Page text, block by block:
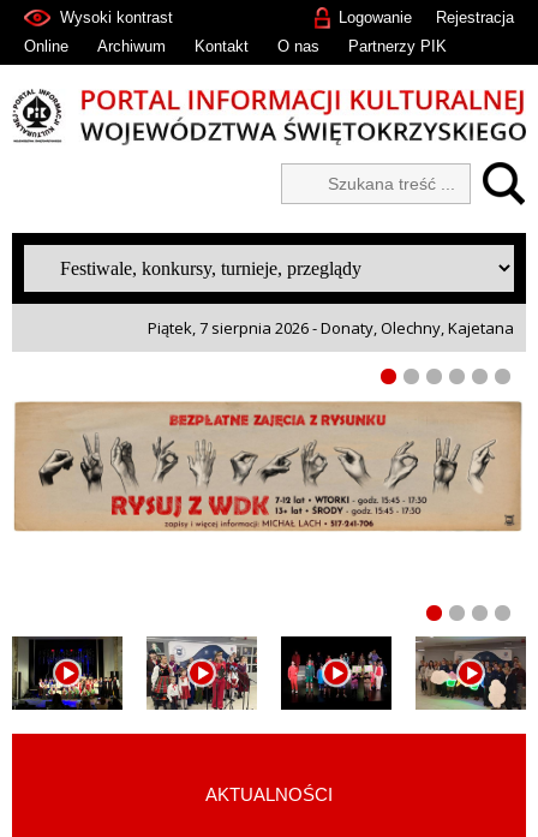
Rejestracja
Logowanie
Wysoki kontrast
Online
Archiwum Kontakt O nas Partnerzy PIK
Piątek, 7 sierpnia 2026 - Donaty, Olechny, Kajetana
AKTUALNOŚCI